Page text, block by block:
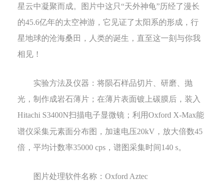
星云中凝聚而成。图片中这只“天外神龟”历经了漫长
的45.6亿年的太空神游，它见证了太阳系的形成，行
星地球的沧海桑田，人类的诞生，直至这一刻与你我
相见！
实验方法及仪器： 将陨石样品切片、研磨、抛
光，制作成岩石薄片；在薄片表面镀上碳膜后，装入
Hitachi S3400N扫描电子显微镜；利用Oxford X-Max能
谱仪采集元素面分布图，加速电压20kV ，放大倍数45
倍，平均计数率35000 cps ，谱图采集时间 140 s。
图片处理软件名称： Oxford Aztec